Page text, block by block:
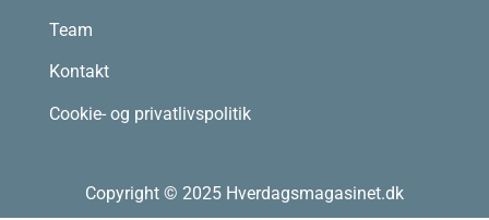
Team
Kontakt
Cookie- og privatlivspolitik
Copyright © 2025 Hverdagsmagasinet.dk